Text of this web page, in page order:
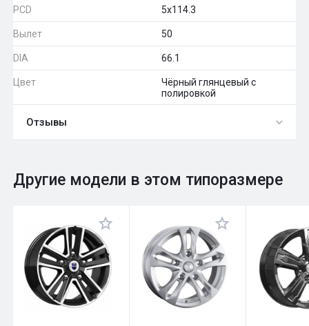
PCD 5x114.3
Вылет 50
DIA 66.1
Цвет
Чёрный глянцевый с
полировкой
Отзывы
Оставить отзыв
Общий рейтинг 0
Другие модели в этом типоразмере